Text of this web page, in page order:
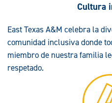
Cultura
East Texas A&M celebra la
comunidad inclusiva donde
miembro de nuestra familia
respetado.